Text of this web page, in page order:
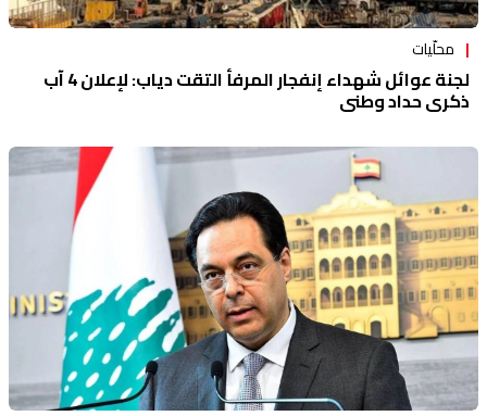
محلّيات
لجنة عوائل شهداء إنفجار المرفأ التقت دياب: لإعلان 4 آب
ذكرى حداد وطني